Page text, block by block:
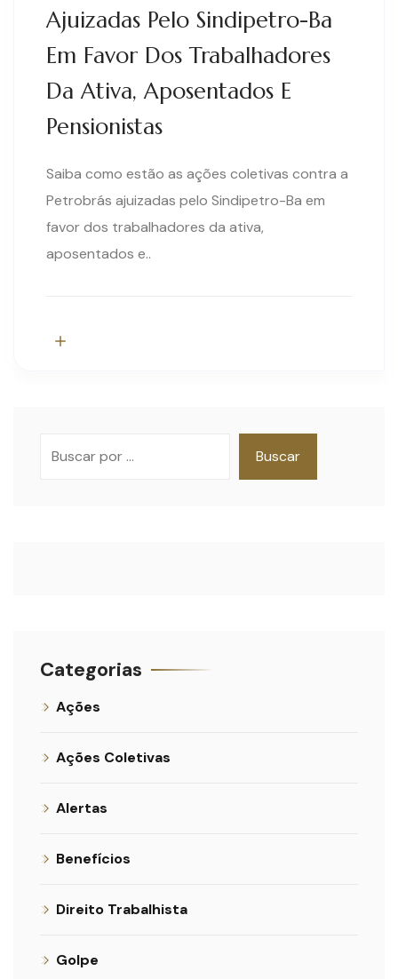
Ajuizadas Pelo Sindipetro-Ba
Em Favor Dos Trabalhadores
Da Ativa, Aposentados E
Pensionistas
Saiba como estão as ações coletivas contra a
Petrobrás ajuizadas pelo Sindipetro-Ba em
favor dos trabalhadores da ativa,
aposentados e..
Buscar
Categorias
Ações
Ações Coletivas
Alertas
Benefícios
Direito Trabalhista
Golpe